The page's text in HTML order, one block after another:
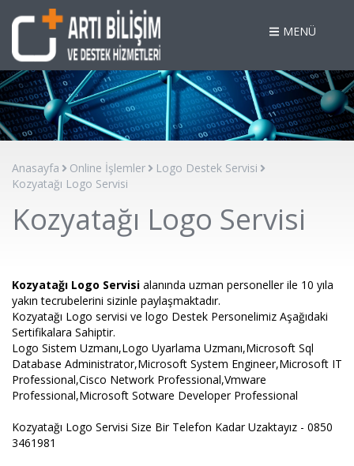
MENÜ
Anasayfa Online İşlemler
Logo Destek Servisi
Kozyatağı Logo Servisi
Kozyatağı Logo Servisi
Kozyatağı Logo Servisi alanında uzman personeller ile 10 yıla
yakın tecrubelerini sizinle paylaşmaktadır.
Kozyatağı Logo servisi ve logo Destek Personelimiz Aşağıdaki
Sertifikalara Sahiptir.
Logo Sistem Uzmanı,Logo Uyarlama Uzmanı,Microsoft Sql
Database Administrator,Microsoft System Engineer,Microsoft IT
Professional,Cisco Network Professional,Vmware
Professional,Microsoft Sotware Developer Professional
Kozyatağı Logo Servisi Size Bir Telefon Kadar Uzaktayız - 0850
3461981